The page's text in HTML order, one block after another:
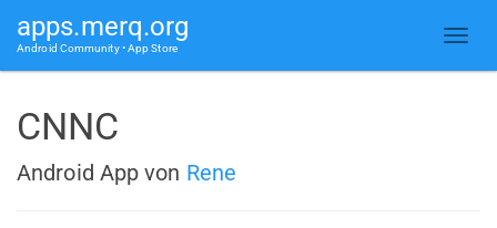
apps.merq.org
Android Community • App Store
CNNC
Android App von Rene